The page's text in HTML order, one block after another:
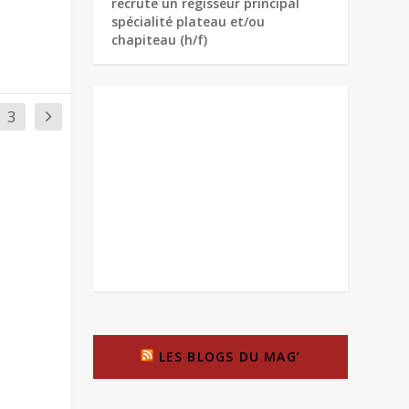
3
spécialité plateau et/ou
chapiteau (h/f)
LES BLOGS DU MAG’